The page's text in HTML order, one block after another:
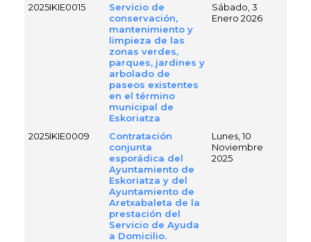
2025IKIE0015
Servicio de
conservación,
mantenimiento y
limpieza de las
zonas verdes,
parques, jardines y
arbolado de
paseos existentes
en el término
municipal de
Eskoriatza
Sábado, 3
Enero 2026
2025IKIE0009
Contratación
conjunta
esporádica del
Ayuntamiento de
Eskoriatza y del
Ayuntamiento de
Aretxabaleta de la
prestación del
Servicio de Ayuda
a Domicilio.
Lunes, 10
Noviembre
2025